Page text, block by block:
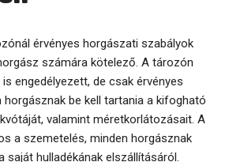
érvényes horgászati szabályok
számára kötelező. A tározón
engedélyezett, de csak érvényes
horgásznak be kell tartania a kifogható
valamint méretkorlátozásait. A
a szemetelés, minden horgásznak
saját hulladékának elszállításáról.